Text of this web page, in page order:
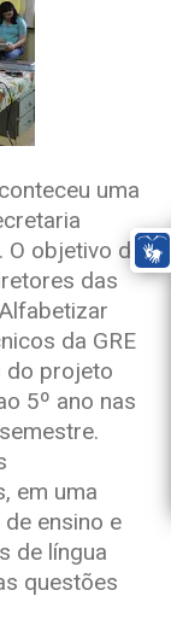
uma
O objetivo do
das
da GRE
do projeto
5º ano nas
em uma
ensino e
de língua
questões